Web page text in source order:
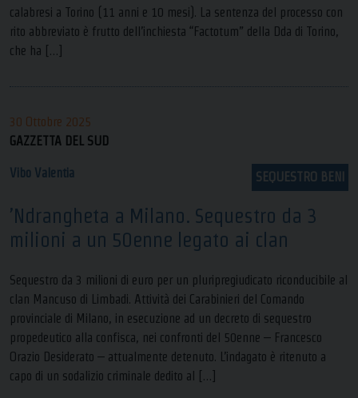
calabresi a Torino (11 anni e 10 mesi). La sentenza del processo con
rito abbreviato è frutto dell’inchiesta “Factotum” della Dda di Torino,
che ha […]
30 Ottobre 2025
GAZZETTA DEL SUD
SEQUESTRO BENI
Vibo Valentia
’Ndrangheta a Milano. Sequestro da 3
milioni a un 50enne legato ai clan
Sequestro da 3 milioni di euro per un pluripregiudicato riconducibile al
clan Mancuso di Limbadi. Attività dei Carabinieri del Comando
provinciale di Milano, in esecuzione ad un decreto di sequestro
propedeutico alla confisca, nei confronti del 50enne – Francesco
Orazio Desiderato – attualmente detenuto. L’indagato è ritenuto a
capo di un sodalizio criminale dedito al […]